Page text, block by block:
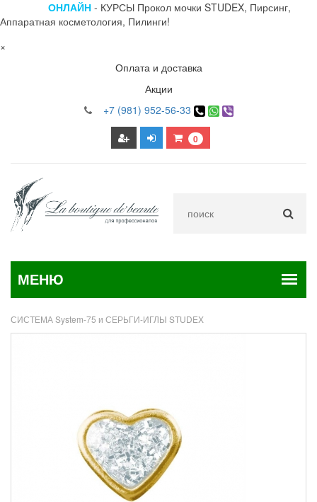
ОНЛАЙН - КУРСЫ Прокол мочки STUDEX, Пирсинг,
Аппаратная косметология, Пилинги!
×
Оплата и доставка
Акции
+7 (981) 952-56-33
0
СИСТЕМА System-75 и СЕРЬГИ-ИГЛЫ STUDEX